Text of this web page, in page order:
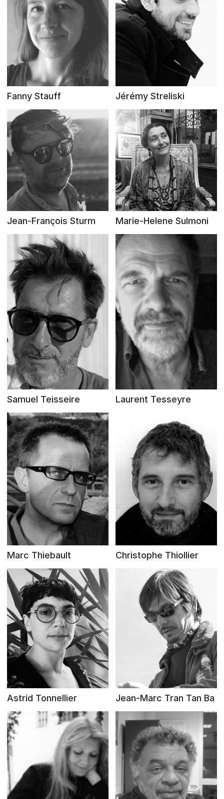
Fanny Stauff Jérémy Streliski
Jean-François Sturm Marie-Helene Sulmoni
Samuel Teisseire Laurent Tesseyre
Marc Thiebault Christophe Thiollier
Astrid Tonnellier Jean-Marc Tran Tan Ba